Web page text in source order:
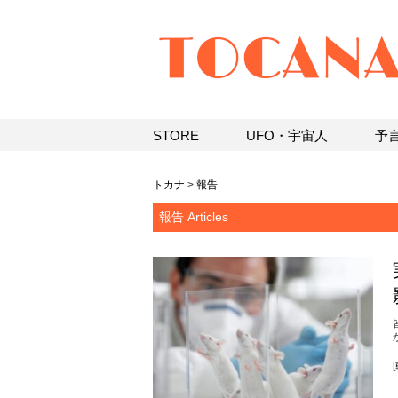
トカナ > 報告
報告 Articles
[
STORE UFO・宇宙人 予